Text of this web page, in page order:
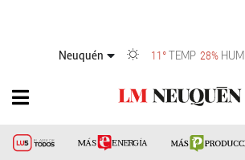
Neuquén 11°TEMP 28% HUM